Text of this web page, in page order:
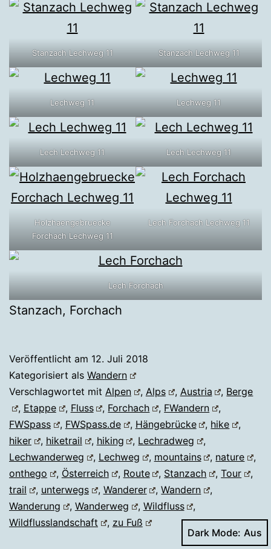
Stanzach Lechweg 11 Stanzach Lechweg 11
Lechweg 11 Lechweg 11
Lech Lechweg 11 Lech Lechweg 11
Holzhaengebruecke
Forchach Lechweg 11
Lech Forchach Lechweg 11
Lech Forchach
Stanzach, Forchach
Veröffentlicht am 12. Juli 2018
Kategorisiert als Wandern
Verschlagwortet mit Alpen , Alps , Austria , Berge
, Etappe , Fluss , Forchach , FWandern
,
FWSpass
, FWSpass.de , Hängebrücke , hike
,
hiker
, hiketrail , hiking , Lechradweg
,
Lechwanderweg
, Lechweg , mountains , nature
,
onthego
, Österreich , Route , Stanzach ,Tour
,
trail
, unterwegs , Wanderer ,Wandern
,
Wanderung
, Wanderweg , Wildfluss
,
Wildflusslandschaft
, zu Fuß
Dark Mode: